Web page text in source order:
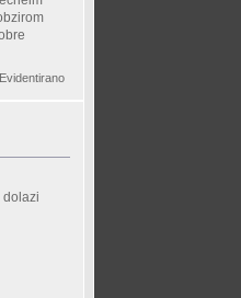
Evidentirano
dolazi